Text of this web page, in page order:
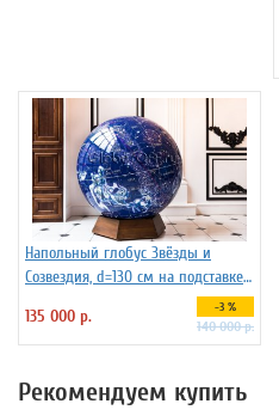
Напольный глобус Звёзды и
Созвездия, d=130 см на подставке
135 000 р. -3 %
140 000 р.
Рекомендуем купить